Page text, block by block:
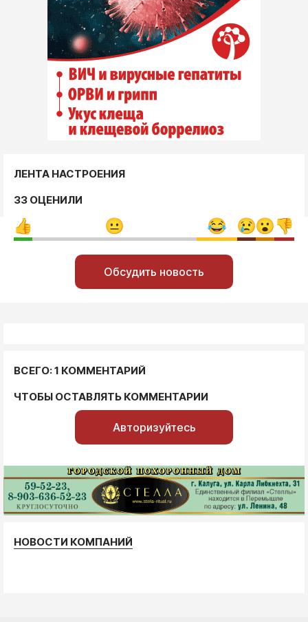
ЛЕНТА НАСТРОЕНИЯ
33 ОЦЕНИЛИ
Обсудить новость
ВСЕГО: 1 КОММЕНТАРИЙ
ЧТОБЫ ОСТАВЛЯТЬ КОММЕНТАРИИ
Авторизуйтесь
НОВОСТИ КОМПАНИЙ